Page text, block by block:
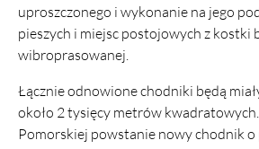
uproszczonego i wykonanie na jego
pieszych i miejsc postojowych z kostki
wibroprasowanej.
Łącznie odnowione chodniki będą
około 2 tysięcy metrów
Pomorskiej powstanie nowy chodnik